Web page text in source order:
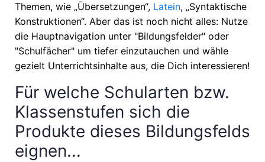
Themen, wie „Übersetzungen“, Latein, „Syntaktische
Konstruktionen“. Aber das ist noch nicht alles: Nutze
die Hauptnavigation unter "Bildungsfelder" oder
"Schulfächer" um tiefer einzutauchen und wähle
gezielt Unterrichtsinhalte aus, die Dich interessieren!
Für welche Schularten bzw.
Klassenstufen sich die
Produkte dieses Bildungsfelds
eignen...